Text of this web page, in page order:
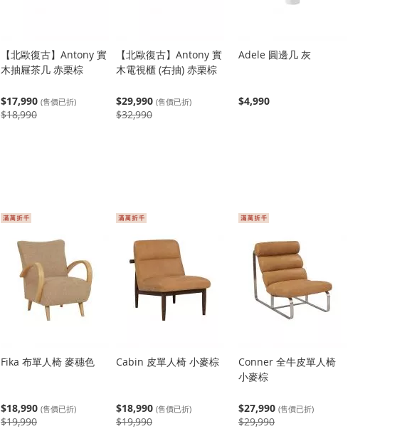
【北歐復古】Antony 實
木抽屜茶几 赤栗棕
$17,990 (售價已折)
$18,990
【北歐復古】Antony 實
木電視櫃 (右抽) 赤栗棕
$29,990 (售價已折)
$32,990
Adele 圓邊几 灰
$4,990
Fika 布單人椅 麥穗色
$18,990 (售價已折)
$19,990
Cabin 皮單人椅 小麥棕
$18,990 (售價已折)
$19,990
Conner 全牛皮單人椅
小麥棕
$27,990 (售價已折)
$29,990